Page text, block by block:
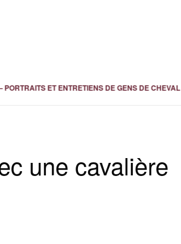
PORTRAITS ET ENTRETIENS DE GENS DE CHEVAL
une cavalière